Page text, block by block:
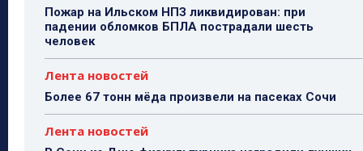
Пожар на Ильском НПЗ ликвидирован: при
падении обломков БПЛА пострадали шесть
человек
Лента новостей
Более 67 тонн мёда произвели на пасеках Сочи
Лента новостей